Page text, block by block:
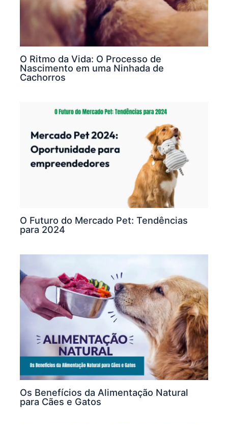
O Ritmo da Vida: O Processo de
Nascimento em uma Ninhada de
Cachorros
O Futuro do Mercado Pet: Tendências
para 2024
Os Benefícios da Alimentação Natural
para Cães e Gatos